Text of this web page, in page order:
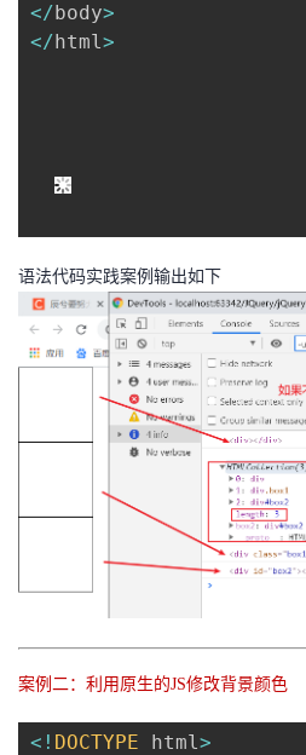
</body>
</html>
语法代码实践案例输出如下
案例二：利用原生的JS修改背景颜色
< ! DOCTYPE html >